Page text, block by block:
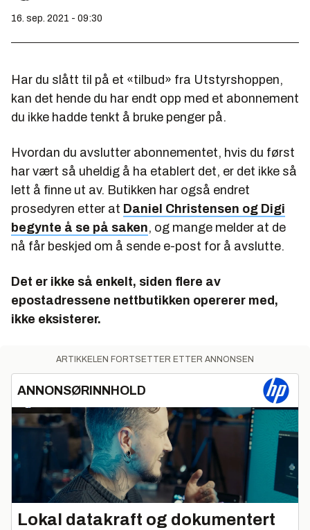
16. sep. 2021 - 09:30
Har du slått til på et «tilbud» fra Utstyrshoppen,
kan det hende du har endt opp med et abonnement
du ikke hadde tenkt å bruke penger på.
Hvordan du avslutter abonnementet, hvis du først
har vært så uheldig å ha etablert det, er det ikke så
lett å finne ut av. Butikken har også endret
prosedyren etter at Daniel Christensen og Digi
begynte å se på saken, og mange melder at de
nå får beskjed om å sende e-post for å avslutte.
Det er ikke så enkelt, siden flere av
epostadressene nettbutikken opererer med,
ikke eksisterer.
ARTIKKELEN FORTSETTER ETTER ANNONSEN
ANNONSØRINNHOLD
Lokal datakraft og dokumentert